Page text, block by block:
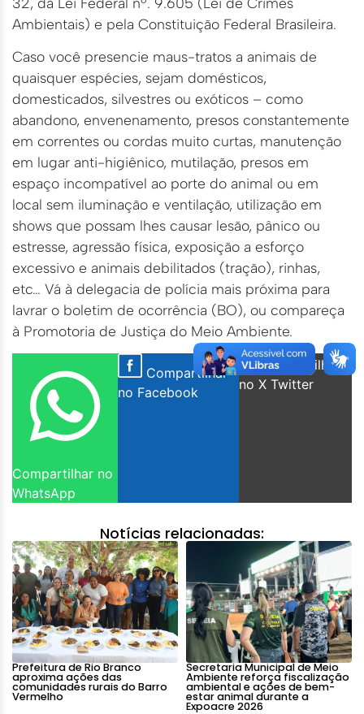
Ambientais) e pela Constituição Federal Brasileira.
Caso você presencie maus-tratos a animais de
quaisquer espécies, sejam domésticos,
domesticados, silvestres ou exóticos – como
abandono, envenenamento, presos constantemente
em correntes ou cordas muito curtas, manutenção
em lugar anti-higiênico, mutilação, presos em
espaço incompatível ao porte do animal ou em
local sem iluminação e ventilação, utilização em
shows que possam lhes causar lesão, pânico ou
estresse, agressão física, exposição a esforço
excessivo e animais debilitados (tração), rinhas,
etc… Vá à delegacia de polícia mais próxima para
lavrar o boletim de ocorrência (BO), ou compareça
à Promotoria de Justiça do Meio Ambiente.
Compartilhar no
WhatsApp
Compartilhar
no Facebook
Compartilhar
no X Twitter
Notícias relacionadas:
Prefeitura de Rio Branco
aproxima ações das
comunidades rurais do Barro
Vermelho
Secretaria Municipal de Meio
Ambiente reforça fiscalização
ambiental e ações de bem-
estar animal durante a
Expoacre 2026